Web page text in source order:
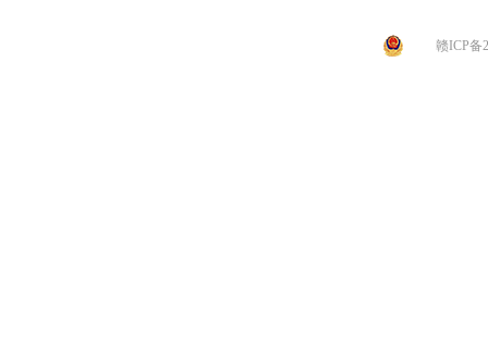
赣ICP备